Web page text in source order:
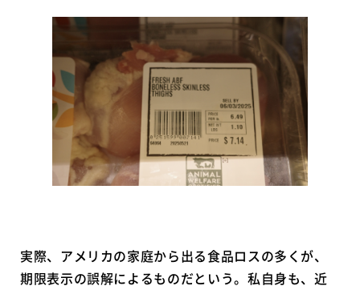
実際、アメリカの家庭から出る食品ロスの多くが、
期限表示の誤解によるものだという。私自身も、近